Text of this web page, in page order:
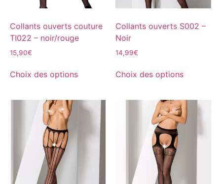
Collants ouverts couture
TI022 – noir/rouge
15,90€
Choix des options
Collants ouverts S002 –
Noir
14,99€
Choix des options